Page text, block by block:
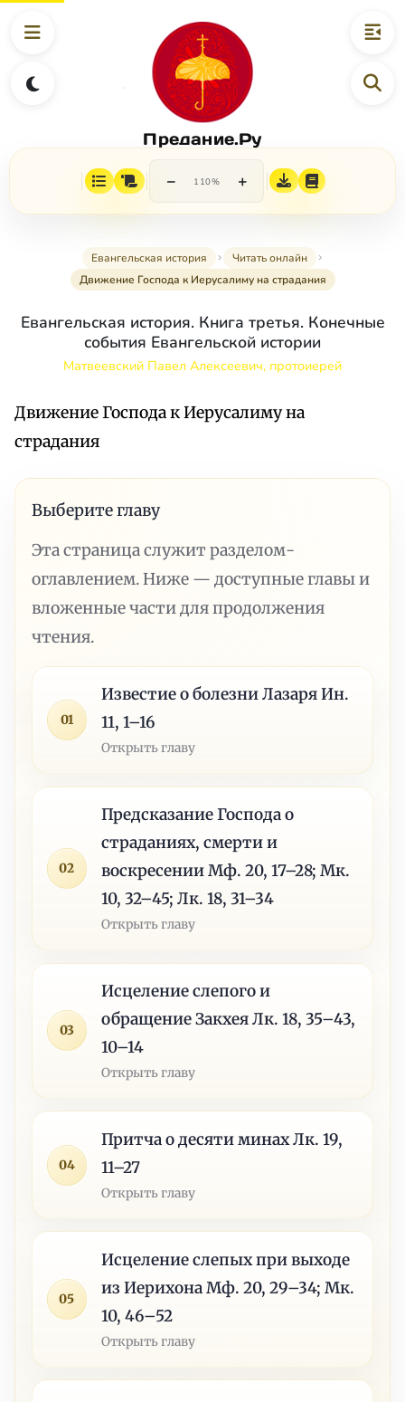
Предание.Ру
− 110% +
Евангельская история
Читать онлайн
Движение Господа к Иерусалиму на страдания
Евангельская история. Книга третья. Конечные
события Евангельской истории
Матвеевский Павел Алексеевич, протоиерей
Движение Господа к Иерусалиму на
страдания
Выберите главу
Эта страница служит разделом-
оглавлением. Ниже — доступные главы и
вложенные части для продолжения
чтения.
01
Известие о болезни Лазаря Ин.
11, 1–16
Открыть главу
02
Предсказание Господа о
страданиях, смерти и
воскресении Мф. 20, 17–28; Мк.
10, 32–45; Лк. 18, 31–34
Открыть главу
03
Исцеление слепого и
обращение Закхея Лк. 18, 35–43,
10–14
Открыть главу
04
Притча о десяти минах Лк. 19,
11–27
Открыть главу
05
Исцеление слепых при выходе
из Иерихона Мф. 20, 29–34; Мк.
10, 46–52
Открыть главу